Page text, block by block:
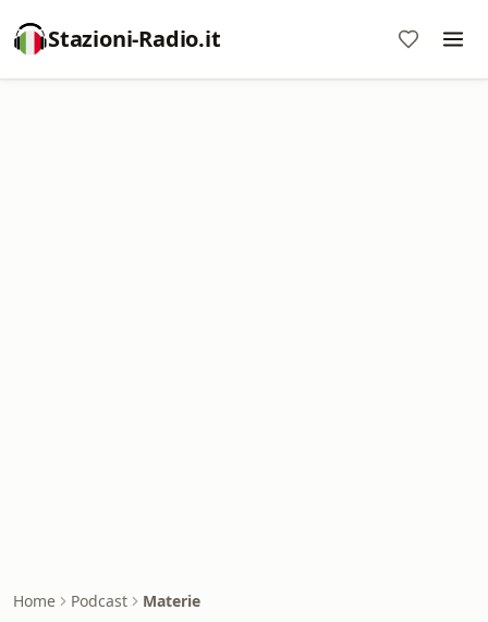
Stazioni-Radio.it
Home Podcast Materie